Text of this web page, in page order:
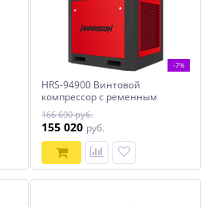
-7%
HRS-94900 Винтовой
компрессор с ременным
приводом Harrison: 900 л/
мин, 10 бар, 7.5 кВт
166 690 руб.
155 020 руб.